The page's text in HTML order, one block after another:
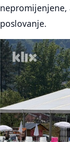
nepromijenjene,
poslovanje.